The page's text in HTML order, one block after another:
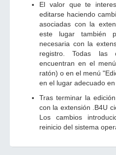
El valor que te
editarse haciendo
asociadas con la
este lugar también
necesaria con la
registro. Todas las
encuentran en el
ratón) o en el menú
en el lugar adecuado en
Tras terminar la
con la extensión .B4U
Los cambios
reinicio del sistema